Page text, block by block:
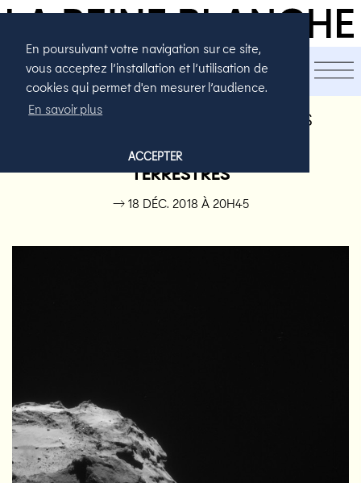
LA SAISON
En poursuivant votre navigation sur ce site,
vous acceptez l’installation et l’utilisation de
cookies qui permet d'en mesurer l’audience.
En savoir plus
ACCEPTER
DES SAVANTS SUR LES PLANCHES
DUNES TERRESTRES ET EXTRA-
TERRESTRES
→ 18 DÉC. 2018 À 20H45